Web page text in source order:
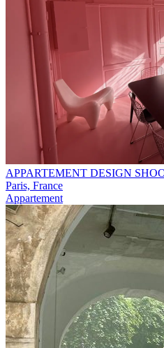
APPARTEMENT DESIGN
Paris, France
Appartement